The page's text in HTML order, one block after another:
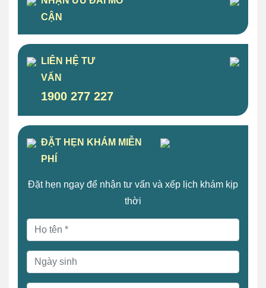
CẬN
LIÊN HỆ TƯ
VẤN
1900 277 227
ĐẶT HẸN KHÁM MIỄN
PHÍ
Đặt hẹn ngay để nhận tư vấn và xếp lịch khám kịp
thời